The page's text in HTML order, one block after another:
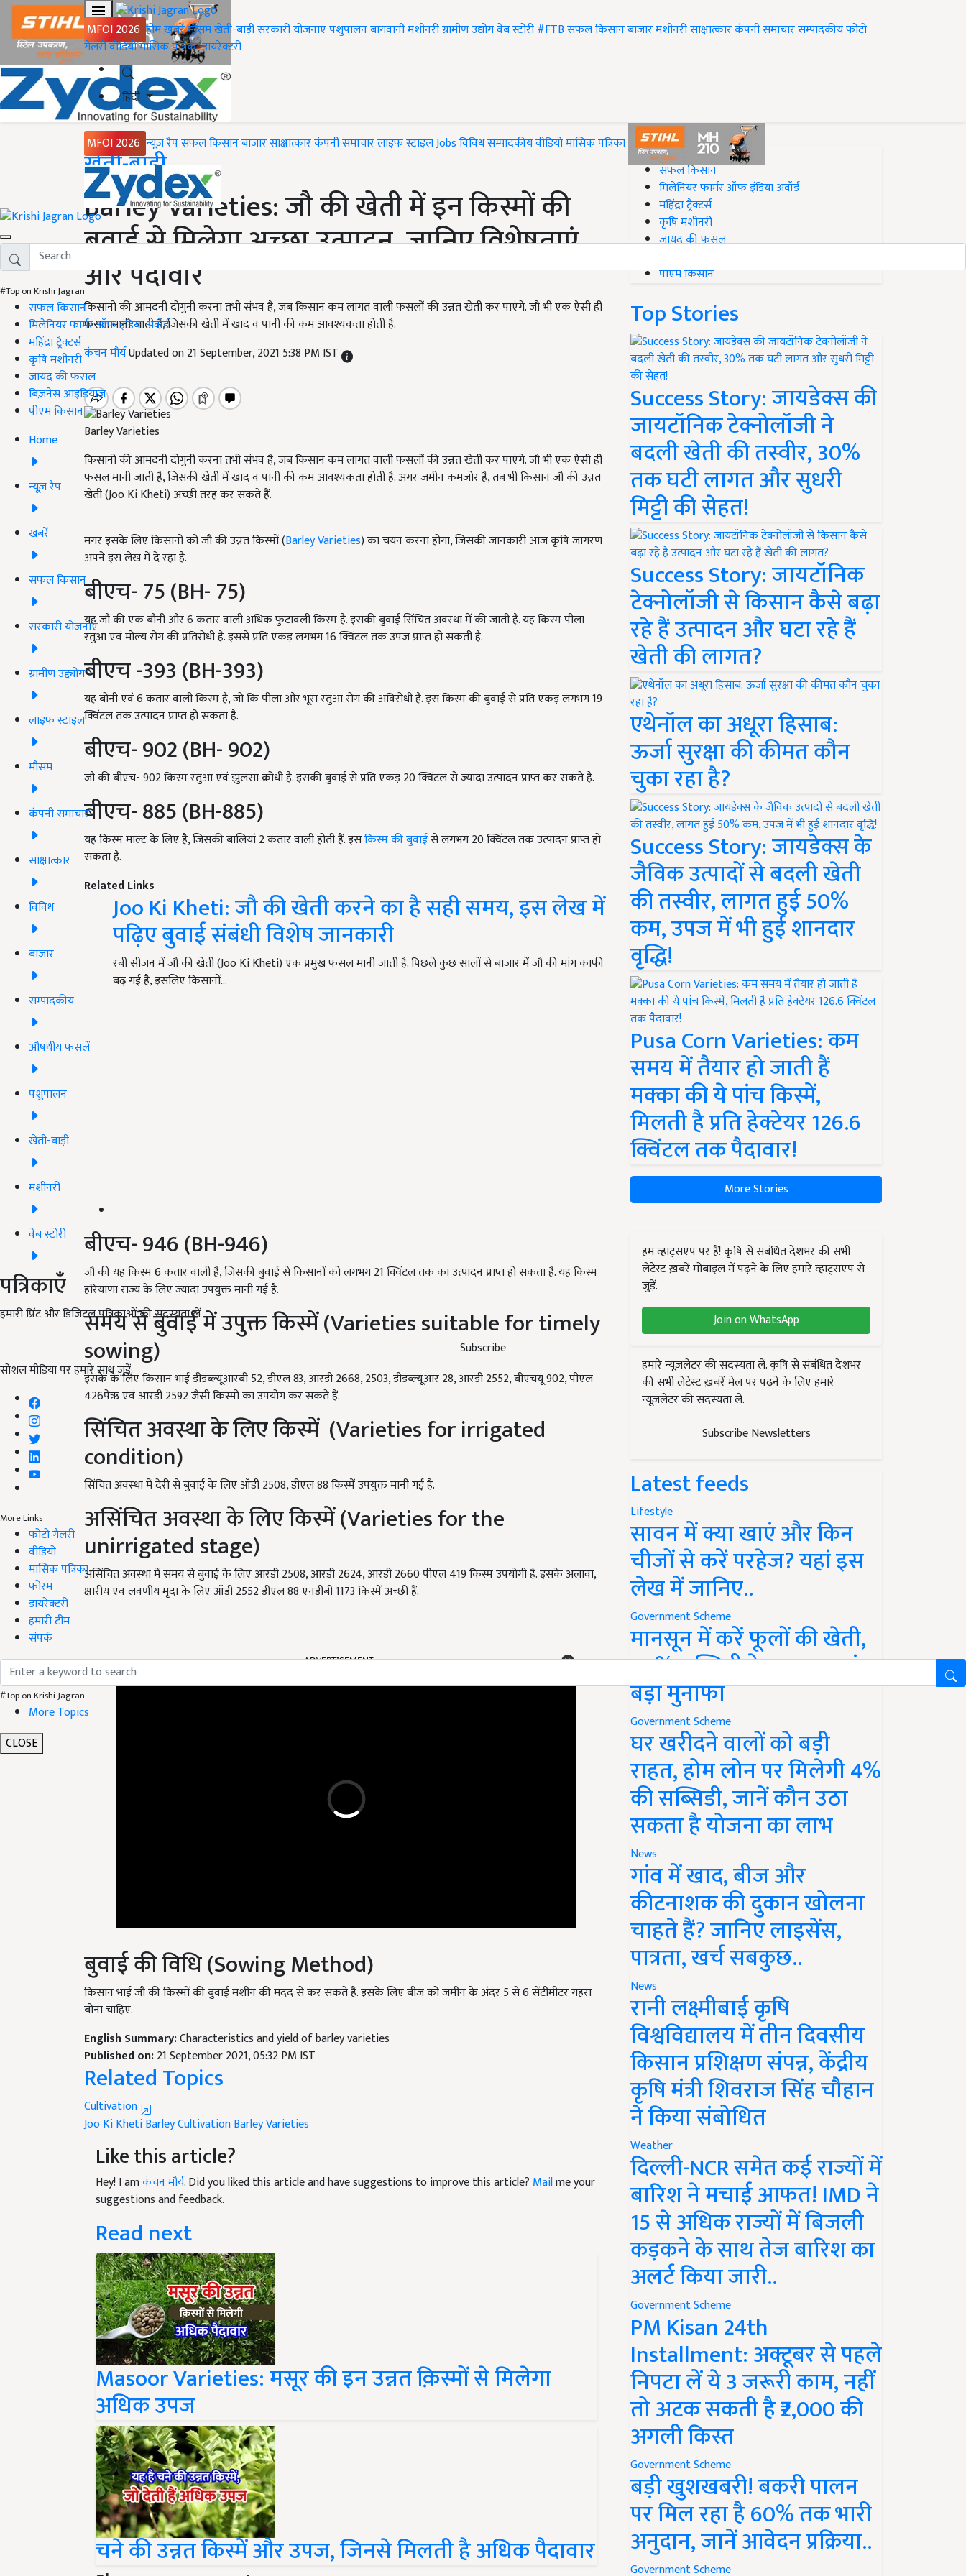
MFOI 2026 होमख़बरेंमौसमखेती-बाड़ीसरकारी योजनाएंपशुपालनबागवानीमशीनरीग्रामीण उद्योगवेब स्टोरी#FTBसफल किसानबाजारमशीनरीसाक्षात्कारकंपनी समाचारसम्पादकीयफोटो
गैलरीवीडियोमासिक पत्रिकाडायरेक्टरी
हिंदी
MFOI 2026 न्यूज़ रैपसफल किसानबाजारसाक्षात्कारकंपनी समाचारलाइफ स्टाइलJobsविविधसम्पादकीयवीडियोमासिक पत्रिका
#Top on Krishi Jagran
सफल किसान
मिलेनियर फार्मर ऑफ इंडिया अवॉर्ड
महिंद्रा ट्रैक्टर्स
कृषि मशीनरी
जायद की फसल
बिज़नेस आइडियाज
पीएम किसान
Home
न्यूज़ रैप
खबरें
सफल किसान
सरकारी योजनाएं
ग्रामीण उद्द्योग
लाइफ स्टाइल
मौसम
कंपनी समाचार
साक्षात्कार
विविध
बाजार
सम्पादकीय
औषधीय फसलें
पशुपालन
खेती-बाड़ी
मशीनरी
वेब स्टोरी
पत्रिकाएँ
हमारी प्रिंट और डिजिटल पत्रिकाओं की सदस्यता लें
Subscribe
सोशल मीडिया पर हमारे साथ जुड़ें:
More Links
फोटो गैलरी
वीडियो
मासिक पत्रिका
फोरम
डायरेक्टरी
हमारी टीम
संपर्क
#Top on Krishi Jagran
More Topics
CLOSE
Home
खेती-बाड़ी
Barley Varieties: जौ की खेती में इन किस्मों की
बुवाई से मिलेगा अच्छा उत्पादन, जानिए विशेषताएं
और पैदावार
किसानों की आमदनी दोगुनी करना तभी संभव है, जब किसान कम लागत वाली फसलों की उन्नत खेती कर पाएंगे. जौ भी एक ऐसी ही
फसल मानी जाती है, जिसकी खेती में खाद व पानी की कम आवश्यकता होती है.
कंचन मौर्यUpdated on 21 September, 2021 5:38 PM IST
Barley Varieties
किसानों की आमदनी दोगुनी करना तभी संभव है, जब किसान कम लागत वाली फसलों की उन्नत खेती कर पाएंगे. जौ भी एक ऐसी ही
फसल मानी जाती है, जिसकी खेती में खाद व पानी की कम आवश्यकता होती है. अगर जमीन कमजोर है, तब भी किसान जौ की उन्नत
खेती (Joo Ki Kheti) अच्छी तरह कर सकते हैं.
मगर इसके लिए किसानों को जौ की उन्नत किस्मों (Barley Varieties) का चयन करना होगा, जिसकी जानकारी आज कृषि जागरण
अपने इस लेख में दे रहा है.
बीएच- 75 (BH- 75)
यह जौ की एक बौनी और 6 कतार वाली अधिक फुटावली किस्म है. इसकी बुवाई सिंचित अवस्था में की जाती है. यह किस्म पीला
रतुआ एवं मोल्य रोग की प्रतिरोधी है. इससे प्रति एकड़ लगभग 16 क्विंटल तक उपज प्राप्त हो सकती है.
बीएच -393 (BH-393)
यह बोनी एवं 6 कतार वाली किस्म है, जो कि पीला और भूरा रतुआ रोग की अविरोधी है. इस किस्म की बुवाई से प्रति एकड़ लगभग 19
क्विंटल तक उत्पादन प्राप्त हो सकता है.
बीएच- 902 (BH- 902)
जौ की बीएच- 902 किस्म रतुआ एवं झुलसा क्रोधी है. इसकी बुवाई से प्रति एकड़ 20 क्विंटल से ज्यादा उत्पादन प्राप्त कर सकते हैं.
बीएच- 885 (BH-885)
यह किस्म माल्ट के लिए है, जिसकी बालियां 2 कतार वाली होती हैं. इसकिस्म की बुवाईसे लगभग 20 क्विंटल तक उत्पादन प्राप्त हो
सकता है.
Related Links
Joo Ki Kheti: जौ की खेती करने का है सही समय, इस लेख में
पढ़िए बुवाई संबंधी विशेष जानकारी
रबी सीजन में जौ की खेती (Joo Ki Kheti) एक प्रमुख फसल मानी जाती है. पिछले कुछ सालों से बाजार में जौ की मांग काफी
बढ़ गई है, इसलिए किसानों…
बीएच- 946 (BH-946)
जौ की यह किस्म 6 कतार वाली है, जिसकी बुवाई से किसानों को लगभग 21 क्विंटल तक का उत्पादन प्राप्त हो सकता है. यह किस्म
हरियाणा राज्य के लिए ज्यादा उपयुक्त मानी गई है.
समय से बुवाई में उपुक्त किस्में (Varieties suitable for timely
sowing)
इसके के लिए किसान भाई डीडब्ल्यूआरबी 52, डीएल 83, आरडी 2668, 2503, डीडब्ल्यूआर 28, आरडी 2552, बीएचयू 902, पीएल
426पेऋ एवं आरडी 2592 जैसी किस्मों का उपयोग कर सकते हैं.
सिंचित अवस्था के लिए किस्में (Varieties for irrigated
condition)
सिंचित अवस्था में देरी से बुवाई के लिए ऑडी 2508, डीएल 88 किस्में उपयुक्त मानी गई है.
असिंचित अवस्था के लिए किस्में (Varieties for the
unirrigated stage)
असिंचित अवस्था में समय से बुवाई के लिए आरडी 2508, आरडी 2624, आरडी 2660 पीएल 419 किस्म उपयोगी हैं. इसके अलावा,
क्षारीय एवं लवणीय मृदा के लिए ऑडी 2552 डीएल 88 एनडीबी 1173 किस्में अच्छी हैं.
बुवाई की विधि (Sowing Method)
किसान भाई जौ की किस्मों की बुवाई मशीन की मदद से कर सकते हैं. इसके लिए बीज को जमीन के अंदर 5 से 6 सेंटीमीटर गहरा
बोना चाहिए.
Published on:21 September 2021, 05:32 PM IST
Related Topics
Cultivation
Joo Ki KhetiB​​​​​​arley Cultivation
Like this article?
Hey! I amकंचन मौर्य. Did you liked this article and have suggestions to improve this article?
suggestions and feedback.
Read next
Masoor Varieties: मसूर की इन उन्नत क़िस्मों से मिलेगा
अधिक उपज
चने की उन्नत किस्में और उपज, जिनसे मिलती है अधिक पैदावार
Share your comments
#Top on Krishi Jagran
सफल किसान
मिलेनियर फार्मर ऑफ इंडिया अवॉर्ड
महिंद्रा ट्रैक्टर्स
कृषि मशीनरी
जायद की फसल
पीएम किसान
Top Stories
Success Story: जायडेक्स की
जायटॉनिक टेक्नोलॉजी ने
बदली खेती की तस्वीर, 30%
तक घटी लागत और सुधरी
मिट्टी की सेहत!
Success Story: जायटॉनिक
टेक्नोलॉजी से किसान कैसे बढ़ा
रहे हैं उत्पादन और घटा रहे हैं
खेती की लागत?
एथेनॉल का अधूरा हिसाब:
ऊर्जा सुरक्षा की कीमत कौन
चुका रहा है?
Success Story: जायडेक्स के
जैविक उत्पादों से बदली खेती
की तस्वीर, लागत हुई 50%
कम, उपज में भी हुई शानदार
वृद्धि!
Pusa Corn Varieties: कम
समय में तैयार हो जाती हैं
मक्का की ये पांच किस्में,
मिलती है प्रति हेक्टेयर 126.6
क्विंटल तक पैदावार!
More Stories
हम व्हाट्सएप पर हैं! कृषि से संबंधित देशभर की सभी
लेटेस्ट ख़बरें मोबाइल में पढ़ने के लिए हमारे व्हाट्सएप से
जुड़ें.
Join on WhatsApp
हमारे न्यूज़लेटर की सदस्यता लें. कृषि से संबंधित देशभर
की सभी लेटेस्ट ख़बरें मेल पर पढ़ने के लिए हमारे
न्यूज़लेटर की सदस्यता लें.
Subscribe Newsletters
Latest feeds
Lifestyle
सावन में क्या खाएं और किन
चीजों से करें परहेज? यहां इस
लेख में जानिए..
Government Scheme
मानसून में करें फूलों की खेती,
50% सब्सिडी के साथ कमाएं
बड़ा मुनाफा
Government Scheme
घर खरीदने वालों को बड़ी
राहत, होम लोन पर मिलेगी 4%
की सब्सिडी, जानें कौन उठा
सकता है योजना का लाभ
News
गांव में खाद, बीज और
कीटनाशक की दुकान खोलना
चाहते हैं? जानिए लाइसेंस,
पात्रता, खर्च सबकुछ..
News
रानी लक्ष्मीबाई कृषि
विश्वविद्यालय में तीन दिवसीय
किसान प्रशिक्षण संपन्न, केंद्रीय
कृषि मंत्री शिवराज सिंह चौहान
ने किया संबोधित
Weather
दिल्ली-NCR समेत कई राज्यों में
बारिश ने मचाई आफत! IMD ने
15 से अधिक राज्यों में बिजली
कड़कने के साथ तेज बारिश का
अलर्ट किया जारी..
Government Scheme
PM Kisan 24th
Installment: अक्टूबर से पहले
निपटा लें ये 3 जरूरी काम, नहीं
तो अटक सकती है ₹2,000 की
अगली किस्त
Government Scheme
बड़ी खुशखबरी! बकरी पालन
पर मिल रहा है 60% तक भारी
अनुदान, जानें आवेदन प्रक्रिया..
Government Scheme